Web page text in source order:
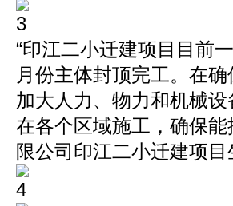
“印江二小迁建项目目前
月份主体封顶完工。在
加大人力、物力和机械
在各个区域施工，确保
限公司印江二小迁建项